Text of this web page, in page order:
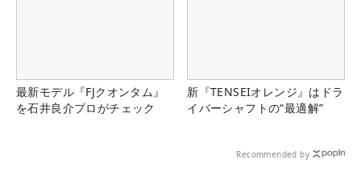
最新モデル『FJクオンタム』
を石井良介プロがチェック
新『TENSEIオレンジ』はドラ
イバーシャフトの“最適解”
Recommended by